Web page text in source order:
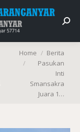
You are here:
Home
Berita
Pasukan
Inti
Smansakra
Juara 1…